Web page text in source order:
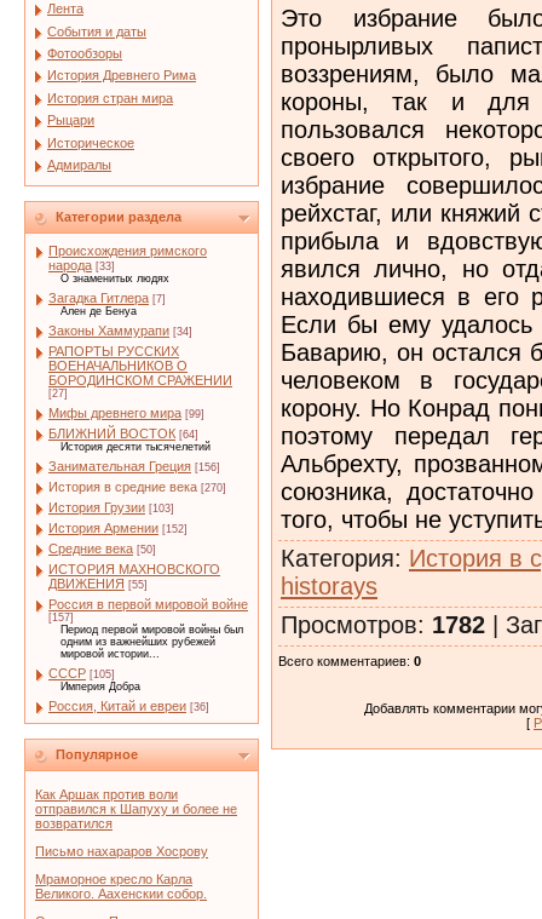
Лента
События и даты
Фотообзоры
История Древнего Рима
История стран мира
Рыцари
Историческое
Адмиралы
Категории раздела
Происхождения римского
народа [33]
О знаменитых людях
Загадка Гитлера [7]
Ален де Бенуа
Законы Хаммурапи [34]
РАПОРТЫ РУССКИХ
ВОЕНАЧАЛЬНИКОВ О
БОРОДИНСКОМ СРАЖЕНИИ
[27]
Мифы древнего мира [99]
БЛИЖНИЙ ВОСТОК [64]
История десяти тысячелетий
Занимательная Греция [156]
История в средние века [270]
История Грузии [103]
История Армении [152]
Средние века [50]
ИСТОРИЯ МАХНОВСКОГО
ДВИЖЕНИЯ [55]
Россия в первой мировой войне
[157]
Период первой мировой войны был
одним из важнейших рубежей
мировой истории...
СССР [105]
Империя Добра
Россия, Китай и евреи [36]
Популярное
Как Аршак против воли
отправился к Шапуху и более не
возвратился
Письмо нахараров Хосрову
Мраморное кресло Карла
Великого. Аахенскии собор.
Это избрание
пронырливых
воззрениям, было
короны, так и для
пользовался
своего открытого,
избрание
рейхстаг, или
прибыла и
явился лично, но
находившиеся в его
Если бы ему удалось
Баварию, он остался
человеком в
корону. Но Конрад
поэтому передал
Альбрехту,
союзника,
того, чтобы не
Категория: История в
historays
Просмотров: 1782 |
Всего комментариев: 0
Добавлять комментарии
[